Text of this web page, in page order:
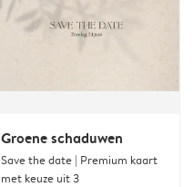
Groene schaduwen
Save the date | Premium kaart
met keuze uit 3